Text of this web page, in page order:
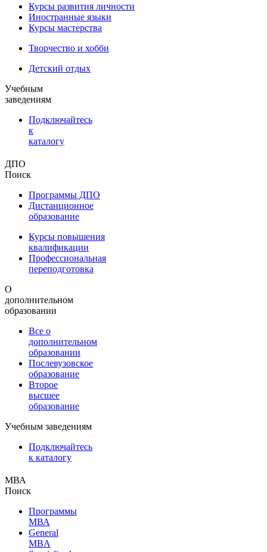
Курсы развития личности
Иностранные языки
Курсы мастерства
Творчество и хобби
Детский отдых
Учебным
заведениям
Подключайтесь
к
каталогу
ДПО
Поиск
Программы ДПО
Дистанционное
образование
Курсы повышения
квалификации
Профессиональная
переподготовка
О
дополнительном
образовании
Все о
дополнительном
образовании
Послевузовское
образование
Второе
высшее
образование
Учебным заведениям
Подключайтесь
к каталогу
МВА
Поиск
Программы
МВА
General
MBA